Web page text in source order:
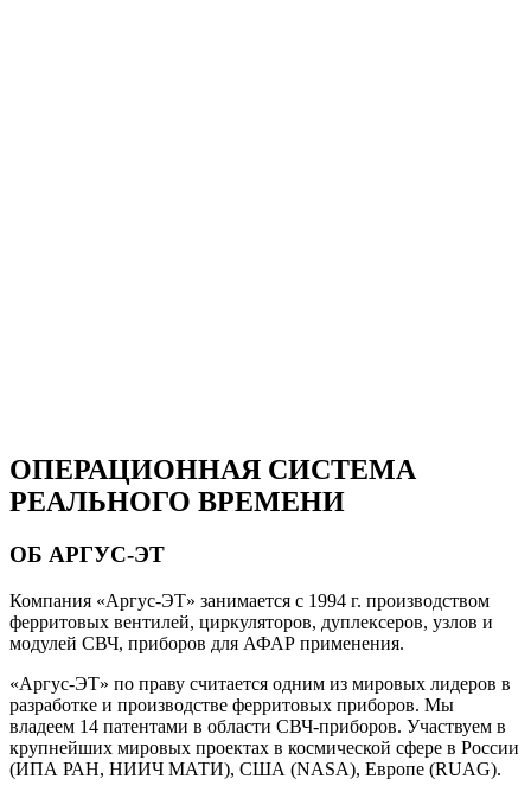
ОПЕРАЦИОННАЯ СИСТЕМА
РЕАЛЬНОГО ВРЕМЕНИ
ОБ АРГУС-ЭТ
Компания «Аргус-ЭТ» занимается с 1994 г. производством
ферритовых вентилей, циркуляторов, дуплексеров, узлов и
модулей СВЧ, приборов для АФАР применения.
«Аргус-ЭТ» по праву считается одним из мировых лидеров в
разработке и производстве ферритовых приборов. Мы
владеем 14 патентами в области СВЧ-приборов. Участвуем в
крупнейших мировых проектах в космической сфере в России
(ИПА РАН, НИИЧ МАТИ), США (NASA), Европе (RUAG).